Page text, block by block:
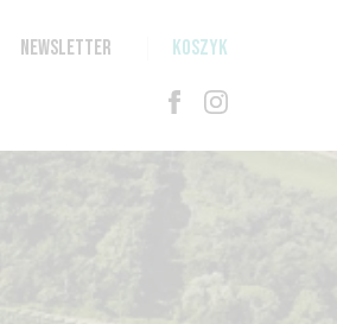
NEWSLETTER KOSZYK